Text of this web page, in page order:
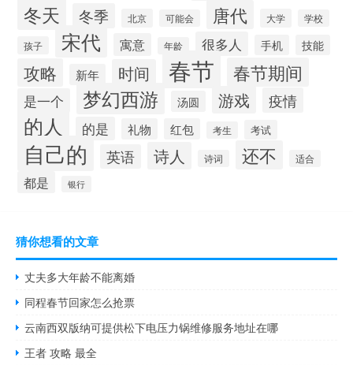
冬天 冬季 北京 可能会 唐代 大学 学校
孩子 宋代 寓意 年龄 很多人 手机 技能
攻略 新年 时间 春节 春节期间
是一个 梦幻西游 汤圆 游戏 疫情
的人 的是 礼物 红包 考生 考试
自己的 英语 诗人 诗词 还不 适合
都是 银行
猜你想看的文章
丈夫多大年龄不能离婚
同程春节回家怎么抢票
云南西双版纳可提供松下电压力锅维修服务地址在哪
王者 攻略 最全